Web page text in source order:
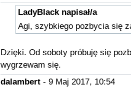
LadyBlack napisał/a
Agi, szybkiego pozbycia się
Dzięki. Od soboty próbuję się
wygrzewam się.
dalambert- 9 Maj 2017, 10:54